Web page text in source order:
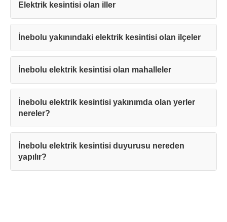
Elektrik kesintisi olan iller
İnebolu yakınındaki elektrik kesintisi olan ilçeler
İnebolu elektrik kesintisi olan mahalleler
İnebolu elektrik kesintisi yakınımda olan yerler
nereler?
İnebolu elektrik kesintisi duyurusu nereden
yapılır?
Kapat